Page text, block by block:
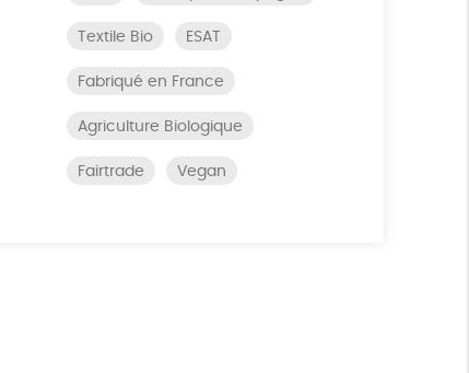
Textile Bio ESAT
Fabriqué en France
Agriculture Biologique
Fairtrade Vegan